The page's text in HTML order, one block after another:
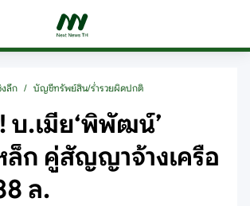
งลึก / บัญชีทรัพย์สิน/ร่ำรวยผิดปกติ
บ.เมีย‘พิพัฒน์’
ล็ก คู่สัญญาจ้างเครือ
ล.